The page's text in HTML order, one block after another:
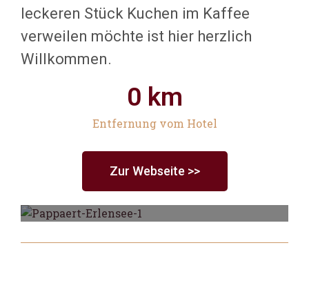
leckeren Stück Kuchen im Kaffee
verweilen möchte ist hier herzlich
Willkommen.
0 km
Entfernung vom Hotel
Zur Webseite >>